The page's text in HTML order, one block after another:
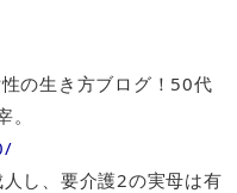
の生き方ブログ！50代
し、要介護2の実母は有